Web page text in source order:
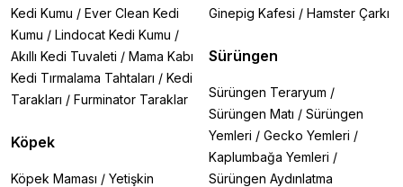
Kedi Kumu / Ever Clean Kedi
Kumu / Lindocat Kedi Kumu /
Akıllı Kedi Tuvaleti / Mama Kabı
Kedi Tırmalama Tahtaları / Kedi
Tarakları / Furminator Taraklar
Köpek
Köpek Maması / Yetişkin
Ginepig Kafesi / Hamster Çarkı
Sürüngen
Sürüngen Teraryum /
Sürüngen Matı / Sürüngen
Yemleri / Gecko Yemleri /
Kaplumbağa Yemleri /
Sürüngen Aydınlatma